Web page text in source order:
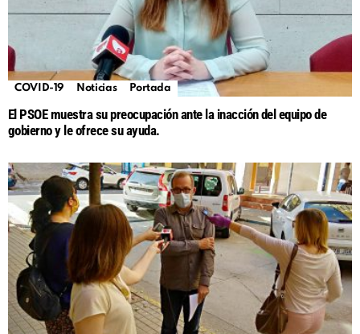
COVID-19 Noticias Portada
El PSOE muestra su preocupación ante la inacción del equipo de
gobierno y le ofrece su ayuda.